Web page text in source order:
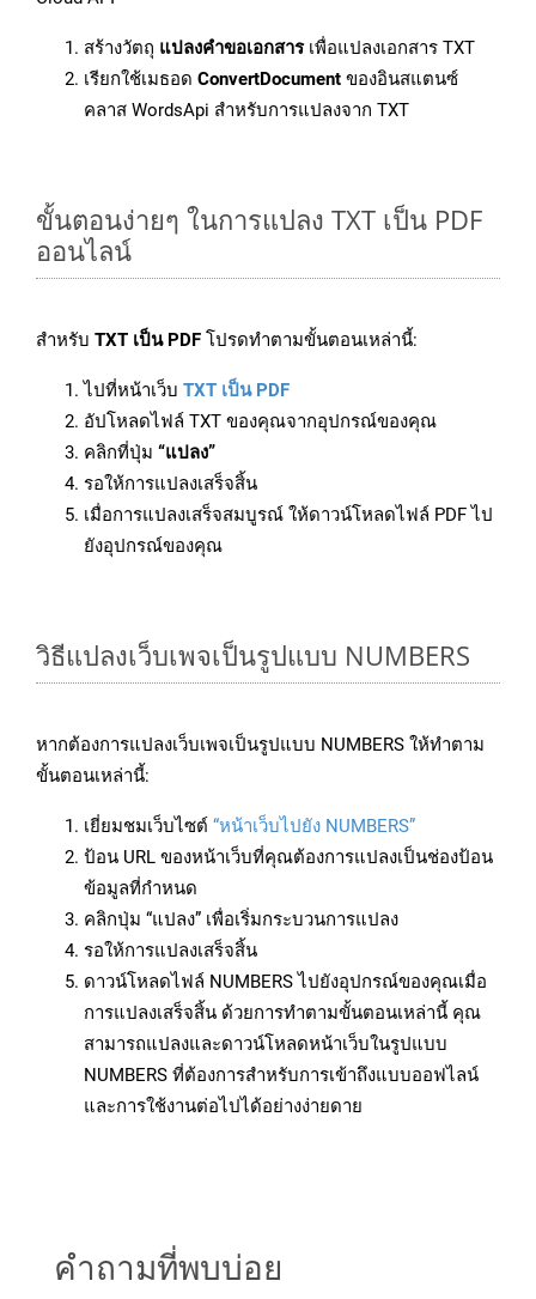
สร้างวัตถุ แปลงคำขอเอกสารเพื่อแปลงเอกสาร TXT
เรียกใช้เมธอด ConvertDocument ของอินสแตนซ์
คลาส WordsApi สำหรับการแปลงจาก TXT
ขั้นตอนง่ายๆ ในการแปลง TXT เป็น PDF
ออนไลน์
สำหรับ TXT เป็น PDF โปรดทำตามขั้นตอนเหล่านี้:
ไปที่หน้าเว็บ TXT เป็น PDF
อัปโหลดไฟล์ TXT ของคุณจากอุปกรณ์ของคุณ
คลิกที่ปุ่ม “แปลง”
รอให้การแปลงเสร็จสิ้น
เมื่อการแปลงเสร็จสมบูรณ์ ให้ดาวน์โหลดไฟล์ PDF ไป
ยังอุปกรณ์ของคุณ
วิธีแปลงเว็บเพจเป็นรูปแบบ NUMBERS
หากต้องการแปลงเว็บเพจเป็นรูปแบบ NUMBERS ให้ทำตาม
ขั้นตอนเหล่านี้:
เยี่ยมชมเว็บไซต์ “หน้าเว็บไปยัง NUMBERS”
ป้อน URL ของหน้าเว็บที่คุณต้องการแปลงเป็นช่องป้อน
ข้อมูลที่กำหนด
คลิกปุ่ม “แปลง” เพื่อเริ่มกระบวนการแปลง
รอให้การแปลงเสร็จสิ้น
ดาวน์โหลดไฟล์ NUMBERS ไปยังอุปกรณ์ของคุณเมื่อ
การแปลงเสร็จสิ้น ด้วยการทำตามขั้นตอนเหล่านี้ คุณ
สามารถแปลงและดาวน์โหลดหน้าเว็บในรูปแบบ
NUMBERS ที่ต้องการสำหรับการเข้าถึงแบบออฟไลน์
และการใช้งานต่อไปได้อย่างง่ายดาย
คำถามที่พบบ่อย